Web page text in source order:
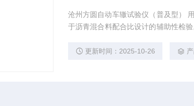
沧州方圆自动车辙试验仪（普及型）
于沥青混合料配合比设计的辅助性检验。 技术参数： ★碾压速度：42±1次/分（单程） ★
更新时间：2025-10-26